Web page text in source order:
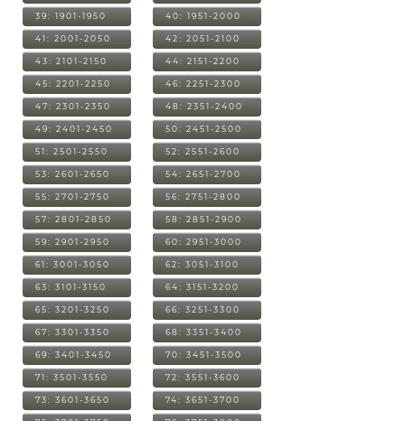
39: 1901-1950 40: 1951-2000
41: 2001-2050 42: 2051-2100
43: 2101-2150 44: 2151-2200
45: 2201-2250 46: 2251-2300
47: 2301-2350 48: 2351-2400
49: 2401-2450 50: 2451-2500
51: 2501-2550 52: 2551-2600
53: 2601-2650 54: 2651-2700
55: 2701-2750 56: 2751-2800
57: 2801-2850 58: 2851-2900
59: 2901-2950 60: 2951-3000
61: 3001-3050 62: 3051-3100
63: 3101-3150 64: 3151-3200
65: 3201-3250 66: 3251-3300
67: 3301-3350 68: 3351-3400
69: 3401-3450 70: 3451-3500
71: 3501-3550 72: 3551-3600
73: 3601-3650 74: 3651-3700